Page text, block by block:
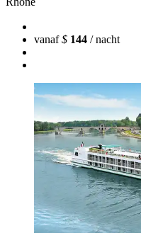
vanaf$ 144 / nacht